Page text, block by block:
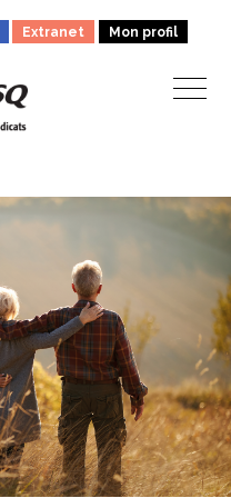
Extranet Mon profil